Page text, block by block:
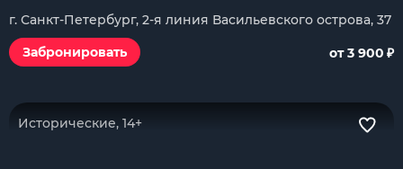
г. Санкт-Петербург, 2-я линия Васильевского острова, 37
Забронировать
от 3 900 ₽
Исторические, 14+